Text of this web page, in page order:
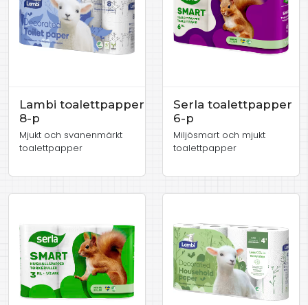
Lambi toalettpapper
8-p
Mjukt och svanenmärkt
toalettpapper
Serla toalettpapper
6-p
Miljösmart och mjukt
toalettpapper